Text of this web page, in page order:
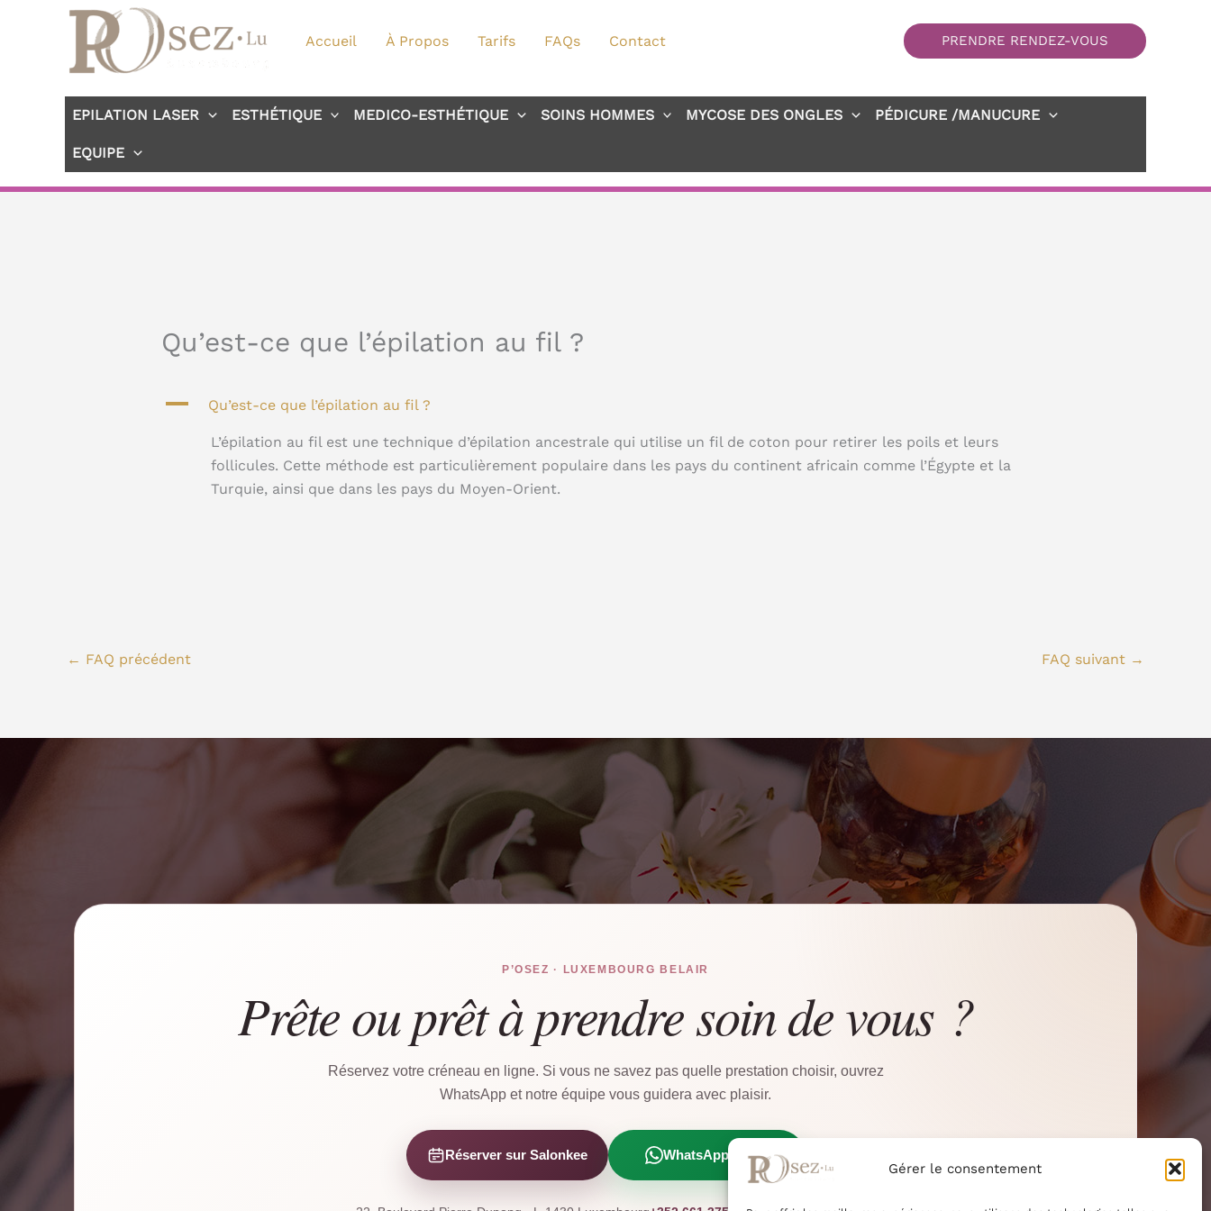
Gérer le consentement
Accueil À Propos Tarifs FAQs Contact PRENDRE RENDEZ-VOUS
EPILATION LASER ESTHÉTIQUE MEDICO-ESTHÉTIQUE SOINS HOMMES MYCOSE DES ONGLES PÉDICURE /MANUCURE
EQUIPE
Qu’est-ce que l’épilation au fil ?
A Qu’est-ce que l’épilation au fil ?
L’épilation au fil est une technique d’épilation ancestrale qui utilise un fil de coton pour retirer les poils et leurs
follicules. Cette méthode est particulièrement populaire dans les pays du continent africain comme l’Égypte et la
Turquie, ainsi que dans les pays du Moyen-Orient.
← FAQ précédent FAQ suivant →
P’OSEZ · LUXEMBOURG BELAIR
Prête ou prêt à prendre soin de vous ?
Réservez votre créneau en ligne. Si vous ne savez pas quelle prestation choisir, ouvrez
WhatsApp et notre équipe vous guidera avec plaisir.
Réserver sur Salonkee WhatsApp direct